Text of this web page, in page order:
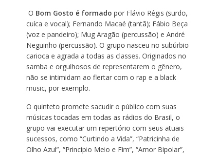
O Bom Gosto é formado por Flávio Régis (surdo,
cuíca e vocal); Fernando Macaé (tantã); Fábio Beça
(voz e pandeiro); Mug Aragão (percussão) e André
Neguinho (percussão). O grupo nasceu no subúrbio
carioca e agrada a todas as classes. Originados no
samba e orgulhosos de representarem o gênero,
não se intimidam ao flertar com o rap e a black
music, por exemplo.
O quinteto promete sacudir o público com suas
músicas tocadas em todas as rádios do Brasil, o
grupo vai executar um repertório com seus atuais
sucessos, como “Curtindo a Vida”, “Patricinha de
Olho Azul”, “Princípio Meio e Fim”, “Amor Bipolar”,